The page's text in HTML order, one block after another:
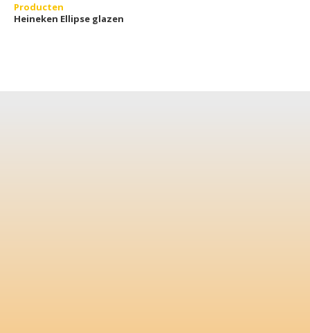
Producten
Heineken Ellipse glazen